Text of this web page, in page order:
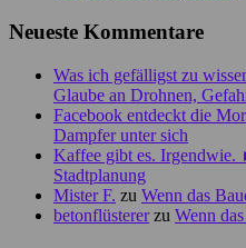
Neueste Kommentare
Was ich gefälligst zu
Glaube an Drohnen,
Facebook entdeckt die
Dampfer unter sich
Kaffee gibt es. Irgendwie.
Stadtplanung
Mister F. zu Wenn das
betonflüstererzu Wenn